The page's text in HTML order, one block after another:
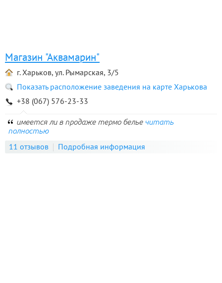
Магазин "Аквамарин"
г. Харьков, ул. Рымарская, 3/5
Показать расположение заведения на карте Харькова
+38 (067) 576-23-33
имеется ли в продаже термо белье читать
полностью
11 отзывов Подробная информация